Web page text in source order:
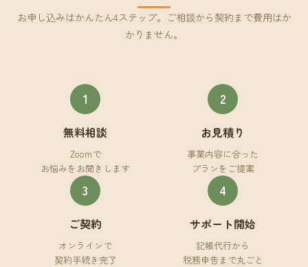
お申し込みはかんたん4ステップ。ご相談から契約まで費用はか
かりません。
1
無料相談
Zoomで
お悩みをお聞きします
2
お見積り
事業内容に合った
プランをご提案
3
ご契約
オンラインで
契約手続き完了
4
サポート開始
記帳代行から
税務申告まで丸ごと